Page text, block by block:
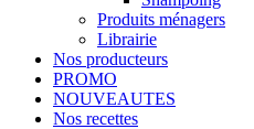
Produits ménagers
Librairie
Nos producteurs
PROMO
NOUVEAUTES
Nos recettes